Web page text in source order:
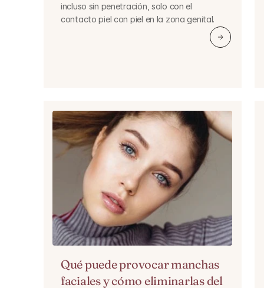
incluso sin penetración, solo con el
contacto piel con piel en la zona genital.
Qué puede provocar manchas
faciales y cómo eliminarlas del